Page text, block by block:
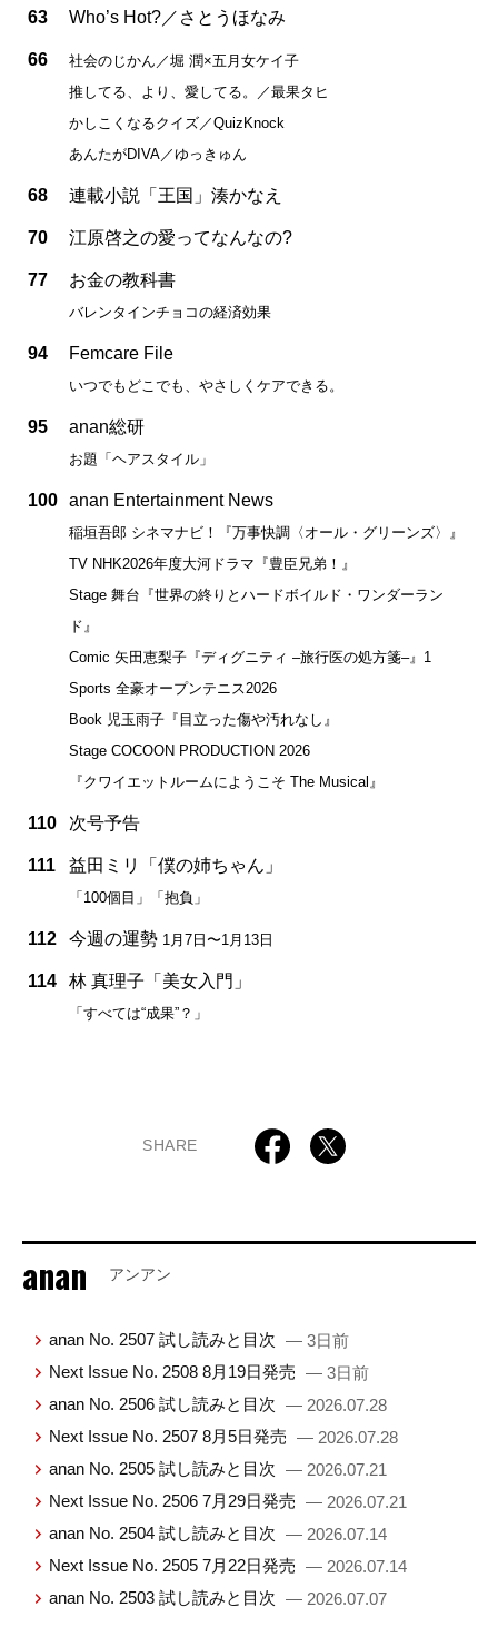
63 Who’s Hot?／さとうほなみ
66
社会のじかん／堀 潤×五月女ケイ子
推してる、より、愛してる。／最果タヒ
かしこくなるクイズ／QuizKnock
あんたがDIVA／ゆっきゅん
68 連載小説「王国」湊かなえ
70 江原啓之の愛ってなんなの?
77 お金の教科書
バレンタインチョコの経済効果
94 Femcare File
いつでもどこでも、やさしくケアできる。
95 anan総研
お題「ヘアスタイル」
100 anan Entertainment News
稲垣吾郎 シネマナビ！『万事快調〈オール・グリーンズ〉』
TV NHK2026年度大河ドラマ『豊臣兄弟！』
Stage 舞台『世界の終りとハードボイルド・ワンダーラン
ド』
Comic 矢田恵梨子『ディグニティ –旅行医の処方箋–』1
Sports 全豪オープンテニス2026
Book 児玉雨子『目立った傷や汚れなし』
Stage COCOON PRODUCTION 2026
『クワイエットルームにようこそ The Musical』
110 次号予告
111 益田ミリ「僕の姉ちゃん」
「100個目」「抱負」
112 今週の運勢 1月7日〜1月13日
114 林 真理子「美女入門」
「すべては“成果”？」
SHARE
anan アンアン
anan No. 2507 試し読みと目次 — 3日前
Next Issue No. 2508 8月19日発売 — 3日前
anan No. 2506 試し読みと目次 — 2026.07.28
Next Issue No. 2507 8月5日発売 — 2026.07.28
anan No. 2505 試し読みと目次 — 2026.07.21
Next Issue No. 2506 7月29日発売 — 2026.07.21
anan No. 2504 試し読みと目次 — 2026.07.14
Next Issue No. 2505 7月22日発売 — 2026.07.14
anan No. 2503 試し読みと目次 — 2026.07.07